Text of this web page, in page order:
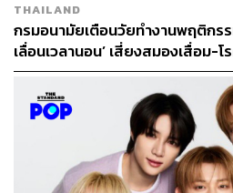
THAILAND
กรมอนามัยเตือนวัยทำงานพฤติกรร
เลื่อนเวลานอน’ เสี่ยงสมองเสื่อม-โ
ตารางพักผ่อนให้เหมือนนัดสำคัญ